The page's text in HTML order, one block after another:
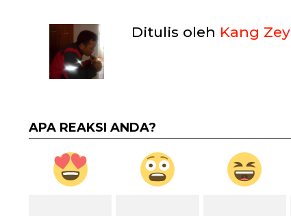
Ditulis oleh Kang Zey
APA REAKSI ANDA?